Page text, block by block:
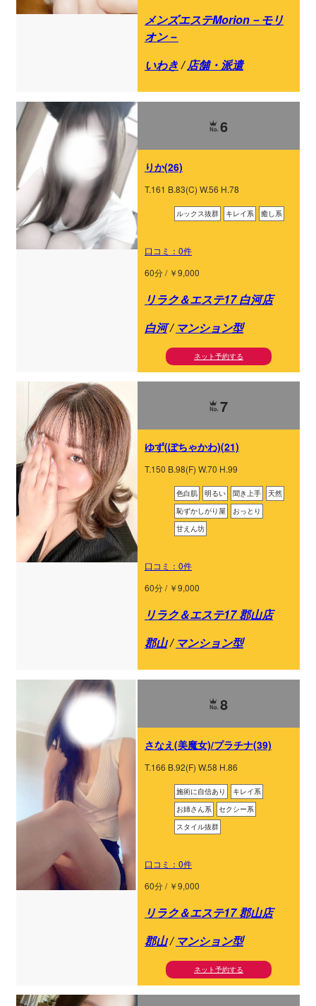
メンズエステMorion－モリ
オン－
いわき/店舗・派遣
6
りか(26)
T.161 B.83(C) W.56 H.78
ルックス抜群 キレイ系 癒し系
口コミ：0件
60分 / ￥9,000
リラク＆エステ17 白河店
白河/ マンション型
ネット予約する
7
ゆず(ぽちゃかわ)(21)
T.150 B.98(F) W.70 H.99
色白肌 明るい 聞き上手
天然
恥ずかしがり屋
おっとり
甘えん坊
口コミ：0件
60分 / ￥9,000
リラク＆エステ17 郡山店
郡山/ マンション型
8
さなえ(美魔女)/プラチナ(39)
T.166 B.92(F) W.58 H.86
施術に自信あり
キレイ系
お姉さん系
セクシー系
スタイル抜群
口コミ：0件
60分 / ￥9,000
リラク＆エステ17 郡山店
郡山/ マンション型
ネット予約する